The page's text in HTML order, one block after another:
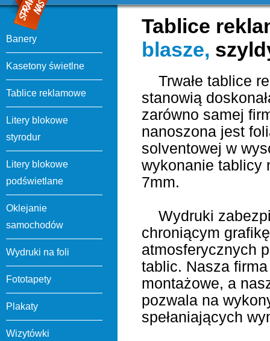
Banery
Kasetony świetlne
Tablice reklamowe
Litery blokowe
styrodur
Litery blokowe
podświetlane
Oklejanie
samochodów
Wydruki na foli
Fototapety
Plakaty
Wizytówki
Tablice
blasze,
Trwałe tablice
stanowią
zarówno samej
nanoszona jest
solventowej w
wykonanie tablicy
7mm.
Wydruki
chroniącym
atmosferycznych
tablic. Nasza
montażowe, a
pozwala na
spełaniających